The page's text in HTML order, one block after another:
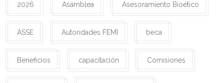
2026 Asamblea Asesoramiento Bioético
ASSE Autoridades FEMI beca
Beneficios capacitación Comisiones